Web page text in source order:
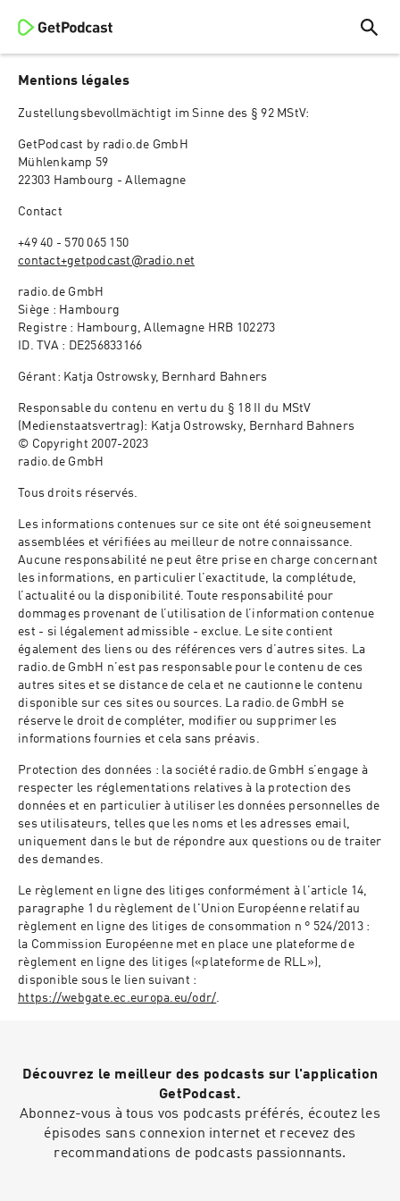
Mentions légales
Zustellungsbevollmächtigt im Sinne des § 92 MStV:
GetPodcast by radio.de GmbH
Mühlenkamp 59
22303 Hambourg - Allemagne
Contact
+49 40 - 570 065 150
contact+getpodcast@radio.net
radio.de GmbH
Siège : Hambourg
Registre : Hambourg, Allemagne HRB 102273
ID. TVA : DE256833166
Gérant: Katja Ostrowsky, Bernhard Bahners
Responsable du contenu en vertu du § 18 II du MStV
(Medienstaatsvertrag): Katja Ostrowsky, Bernhard Bahners
© Copyright 2007-2023
radio.de GmbH
Tous droits réservés.
Les informations contenues sur ce site ont été soigneusement
assemblées et vérifiées au meilleur de notre connaissance.
Aucune responsabilité ne peut être prise en charge concernant
les informations, en particulier l’exactitude, la complétude,
l’actualité ou la disponibilité. Toute responsabilité pour
dommages provenant de l’utilisation de l’information contenue
est - si légalement admissible - exclue. Le site contient
également des liens ou des références vers d’autres sites. La
radio.de GmbH n’est pas responsable pour le contenu de ces
autres sites et se distance de cela et ne cautionne le contenu
disponible sur ces sites ou sources. La radio.de GmbH se
réserve le droit de compléter, modifier ou supprimer les
informations fournies et cela sans préavis.
Protection des données : la société radio.de GmbH s’engage à
respecter les réglementations relatives à la protection des
données et en particulier à utiliser les données personnelles de
ses utilisateurs, telles que les noms et les adresses email,
uniquement dans le but de répondre aux questions ou de traiter
des demandes.
Le règlement en ligne des litiges conformément à l'article 14,
paragraphe 1 du règlement de l'Union Européenne relatif au
règlement en ligne des litiges de consommation n ° 524/2013 :
la Commission Européenne met en place une plateforme de
règlement en ligne des litiges («plateforme de RLL»),
disponible sous le lien suivant :
https://webgate.ec.europa.eu/odr/.
Découvrez le meilleur des podcasts sur l'application
GetPodcast.
Abonnez-vous à tous vos podcasts préférés, écoutez les
épisodes sans connexion internet et recevez des
recommandations de podcasts passionnants.